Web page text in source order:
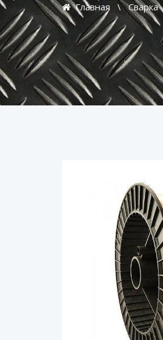
Главная \ Сварка